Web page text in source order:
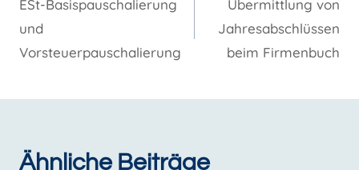
ESt-Basispauschalierung
und
Vorsteuerpauschalierung
Übermittlung von
Jahresabschlüssen
beim Firmenbuch
Ähnliche Beiträge